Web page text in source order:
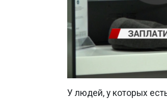
У людей, у которых